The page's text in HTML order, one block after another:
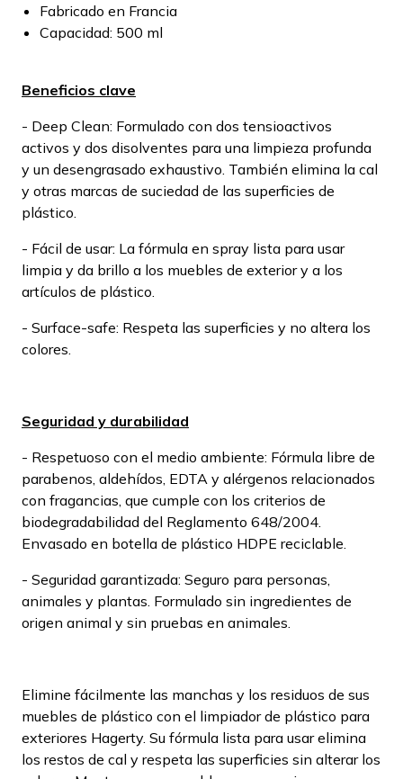
Fabricado en Francia
Capacidad: 500 ml
Beneficios clave
- Deep Clean: Formulado con dos tensioactivos
activos y dos disolventes para una limpieza profunda
y un desengrasado exhaustivo. También elimina la cal
y otras marcas de suciedad de las superficies de
plástico.
- Fácil de usar: La fórmula en spray lista para usar
limpia y da brillo a los muebles de exterior y a los
artículos de plástico.
- Surface-safe: Respeta las superficies y no altera los
colores.
Seguridad y durabilidad
- Respetuoso con el medio ambiente: Fórmula libre de
parabenos, aldehídos, EDTA y alérgenos relacionados
con fragancias, que cumple con los criterios de
biodegradabilidad del Reglamento 648/2004.
Envasado en botella de plástico HDPE reciclable.
- Seguridad garantizada: Seguro para personas,
animales y plantas. Formulado sin ingredientes de
origen animal y sin pruebas en animales.
Elimine fácilmente las manchas y los residuos de sus
muebles de plástico con el limpiador de plástico para
exteriores Hagerty. Su fórmula lista para usar elimina
los restos de cal y respeta las superficies sin alterar los